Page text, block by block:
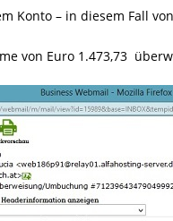
Konto – in diesem Fall
von Euro 1.473,73